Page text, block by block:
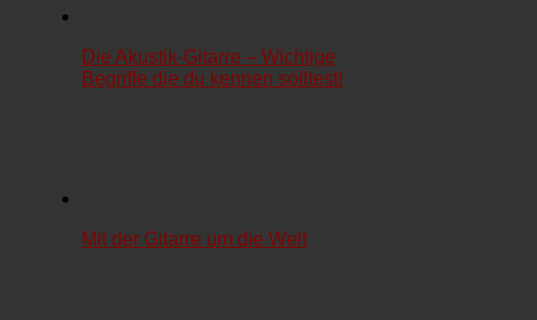
Die Akustik-Gitarre – Wichtige
Begriffe die du kennen solltest!
Mit der Gitarre um die Welt